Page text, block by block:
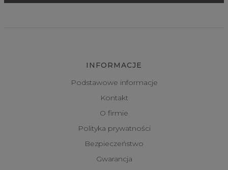
INFORMACJE
Podstawowe informacje
Kontakt
O firmie
Polityka prywatności
Bezpieczeństwo
Gwarancja